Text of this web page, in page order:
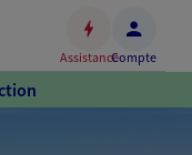
AssistanceCompte